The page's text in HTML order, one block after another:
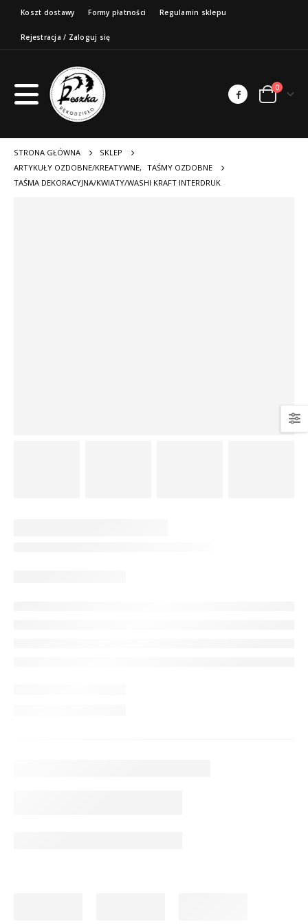
Koszt dostawy Formy płatności Regulamin sklepu
Rejestracja / Zaloguj się
0
STRONA GŁÓWNA
SKLEP
ARTYKUŁY OZDOBNE/KREATYWNE, TAŚMY OZDOBNE
TAŚMA DEKORACYJNA/KWIATY/WASHI KRAFT INTERDRUK